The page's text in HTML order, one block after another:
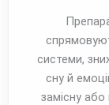
системи,
сну й
замісну